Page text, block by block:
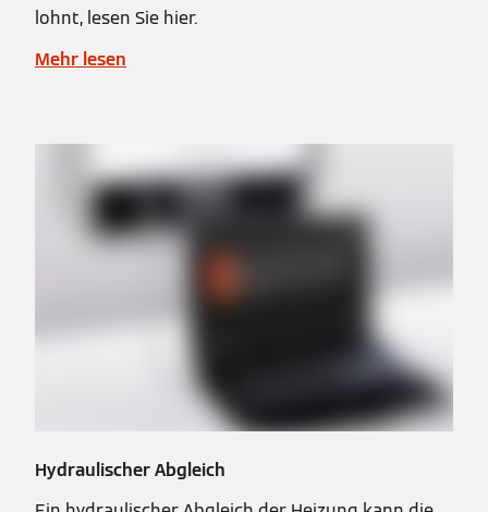
lohnt, lesen Sie hier.
Mehr lesen
Hydraulischer Abgleich